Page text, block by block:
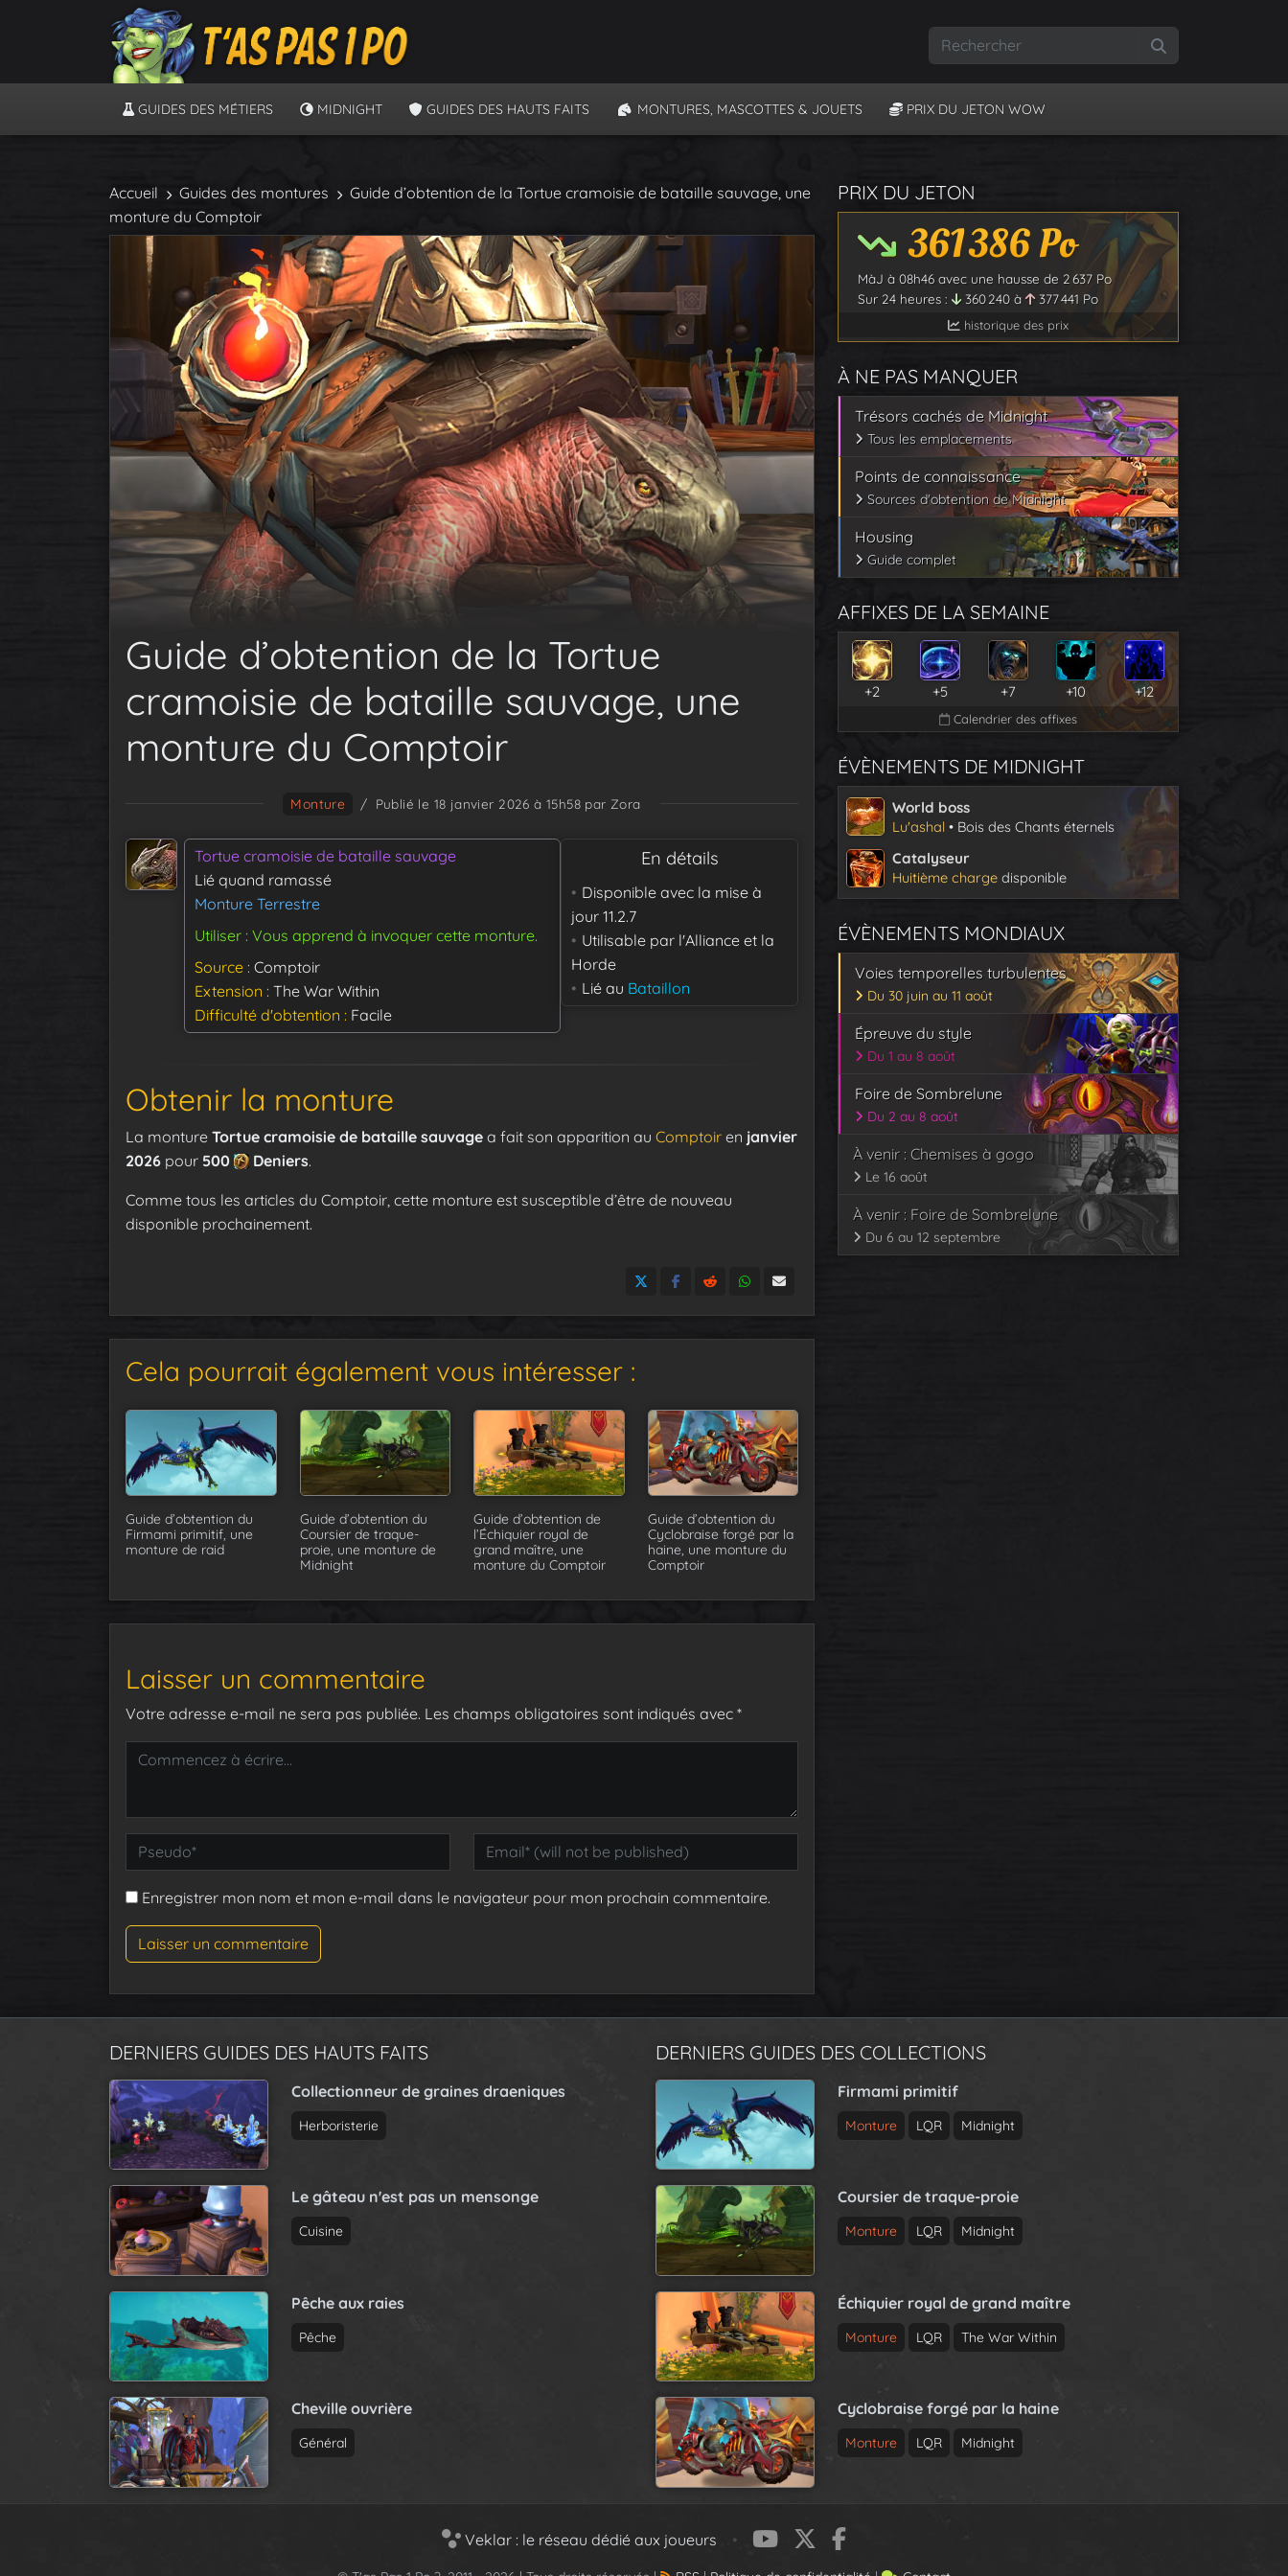
GUIDES DES MÉTIERS MIDNIGHT GUIDES DES HAUTS FAITS MONTURES, MASCOTTES & JOUETS PRIX DU JETON WOW
Accueil Guides des montures
Guide d’obtention de la Tortue cramoisie de bataille sauvage, une
monture du Comptoir
Guide d’obtention de la Tortue
cramoisie de bataille sauvage, une
monture du Comptoir
Monture / Publié le 18 janvier 2026 à 15h58 par Zora
Tortue cramoisie de bataille sauvage
Lié quand ramassé
Monture Terrestre
Utiliser : Vous apprend à invoquer cette monture.
Source Comptoir
Extension The War Within
Difficulté d'obtention
Facile
En détails
Disponible avec la mise à
jour 11.2.7
Utilisable par l'Alliance et la
Horde
Lié au Bataillon
Obtenir la monture
La monture Tortue cramoisie de bataille sauvage a fait son apparition au Comptoir en janvier
2026 pour 500 Deniers.
Comme tous les articles du Comptoir, cette monture est susceptible d’être de nouveau
disponible prochainement.
Cela pourrait également vous intéresser :
Guide d’obtention du
Firmami primitif, une
monture de raid
Guide d’obtention du
Coursier de traque-
proie, une monture de
Midnight
Guide d’obtention de
l’Échiquier royal de
grand maître, une
monture du Comptoir
Guide d’obtention du
Cyclobraise forgé par la
haine, une monture du
Comptoir
Laisser un commentaire
Votre adresse e-mail ne sera pas publiée. Les champs obligatoires sont indiqués avec *
Enregistrer mon nom et mon e-mail dans le navigateur pour mon prochain commentaire.
PRIX DU JETON
361 386Po
MàJ à 08h46 avec une hausse de 2 637 Po
Sur 24 heures :
360 240 à 377 441 Po
historique des prix
À NE PAS MANQUER
Trésors cachés de Midnight
Tous les emplacements
Points de connaissance
Sources d'obtention de Midnight
Housing
Guide complet
AFFIXES DE LA SEMAINE
+2 +5 +7 +10 +12
Calendrier des affixes
ÉVÈNEMENTS DE MIDNIGHT
World boss
Lu'ashal • Bois des Chants éternels
Catalyseur
Huitième charge disponible
ÉVÈNEMENTS MONDIAUX
Voies temporelles turbulentes
Du 30 juin au 11 août
Épreuve du style
Du 1 au 8 août
Foire de Sombrelune
Du 2 au 8 août
À venir : Chemises à gogo
Le 16 août
À venir : Foire de Sombrelune
Du 6 au 12 septembre
DERNIERS GUIDES DES HAUTS FAITS
Collectionneur de graines draeniques
Herboristerie
Le gâteau n'est pas un mensonge
Cuisine
Pêche aux raies
Pêche
Cheville ouvrière
Général
DERNIERS GUIDES DES COLLECTIONS
Firmami primitif
Monture LQR Midnight
Coursier de traque-proie
Monture LQR Midnight
Échiquier royal de grand maître
Monture LQR The War Within
Cyclobraise forgé par la haine
Monture LQR Midnight
Veklar : le réseau dédié aux joueurs •